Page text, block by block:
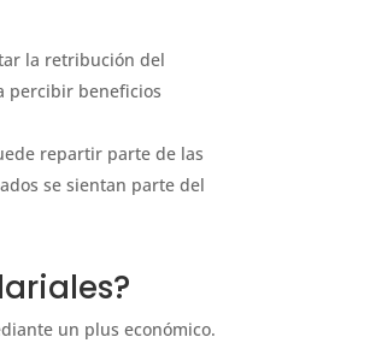
la retribución del
percibir beneficios
repartir parte de las
se sientan parte del
un plus económico.